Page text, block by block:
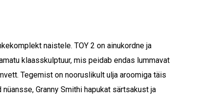
naistele. TOY 2 on ainukordne ja
klaasskulptuur, mis peidab endas lummavat
Tegemist on nooruslikult ulja aroomiga täis
Granny Smithi hapukat särtsakust ja